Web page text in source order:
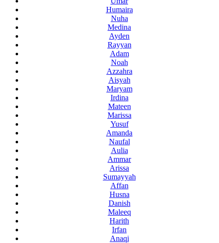
Humaira
Nuha
Medina
Ayden
Rayyan
Adam
Noah
Azzahra
Aisyah
Maryam
Irdina
Mateen
Marissa
Yusuf
Amanda
Naufal
Aulia
Ammar
Arissa
Sumayyah
Affan
Husna
Danish
Maleeq
Harith
Irfan
Anaqi